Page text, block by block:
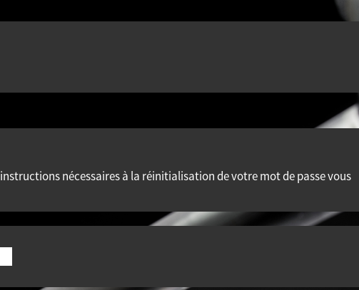
nécessaires à la réinitialisation de votre mot de passe vous